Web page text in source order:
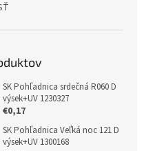
SK Pohľadnica srdečná R060 D
výsek+UV 1230327
€0,17
SK Pohľadnica Veľká noc 121 D
výsek+UV 1300168